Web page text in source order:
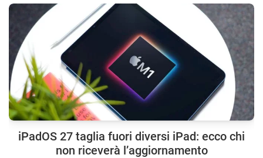
iPadOS 27 taglia fuori diversi iPad: ecco chi
non riceverà l’aggiornamento